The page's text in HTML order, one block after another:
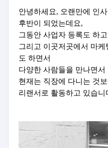
안녕하세요, 오랜만에 인
후반이 되었는데요,
그동안 사업자 등록도 하
그리고 이곳저곳에서 마
도 하면서
다양한 사람들을 만나면서
현재는 직장에 다니는 것
리랜서로 활동하고 있습니